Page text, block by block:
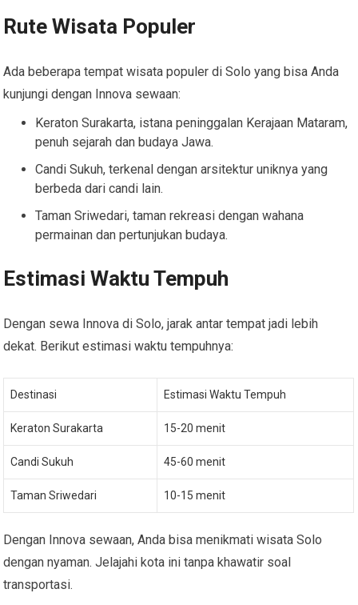
Rute Wisata Populer
Ada beberapa tempat wisata populer di Solo yang bisa Anda
kunjungi dengan Innova sewaan:
Keraton Surakarta, istana peninggalan Kerajaan Mataram,
penuh sejarah dan budaya Jawa.
Candi Sukuh, terkenal dengan arsitektur uniknya yang
berbeda dari candi lain.
Taman Sriwedari, taman rekreasi dengan wahana
permainan dan pertunjukan budaya.
Estimasi Waktu Tempuh
Dengan sewa Innova di Solo, jarak antar tempat jadi lebih
dekat. Berikut estimasi waktu tempuhnya:
Destinasi Estimasi Waktu Tempuh
Keraton Surakarta 15-20 menit
Candi Sukuh 45-60 menit
Taman Sriwedari 10-15 menit
Dengan Innova sewaan, Anda bisa menikmati wisata Solo
dengan nyaman. Jelajahi kota ini tanpa khawatir soal
transportasi.